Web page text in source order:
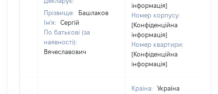
Прізвище:
Башлаков
Ім'я:
Сергій
По батькові (за
наявності):
Вячеславович
інформація]
Номер корпусу:
[Конфіденційна
інформація]
Номер квартири:
[Конфіденційна
інформація]
Країна:
Україна